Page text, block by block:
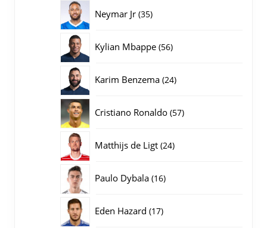
Neymar Jr 3535
Kylian Mbappe 5656
Karim Benzema 2424
Cristiano Ronaldo 5757
Matthijs de Ligt 2424
Paulo Dybala 1616
Eden Hazard 1717